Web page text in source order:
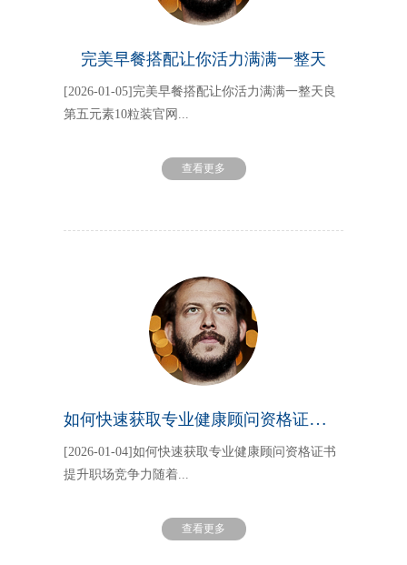
完美早餐搭配让你活力满满一整天
[2026-01-05]完美早餐搭配让你活力满满一整天良
第五元素10粒装官网...
查看更多
如何快速获取专业健康顾问资格证书提升职场竞争力
[2026-01-04]如何快速获取专业健康顾问资格证书
提升职场竞争力随着...
查看更多